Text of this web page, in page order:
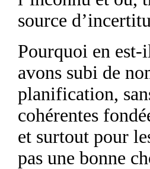
source
Pourquoi en est-
avons subi de
planification,
cohérentes
et surtout pour
pas une bonne